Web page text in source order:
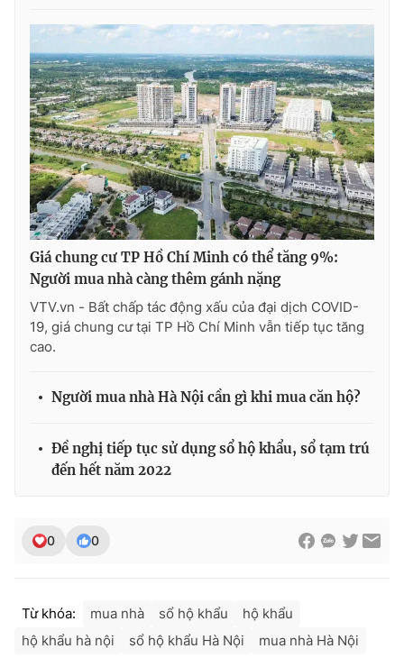
Email:
toasoan@vtv.vn
Liên hệ quảng cáo:024-7300.7108
® Cấm sao chép dưới mọi hình thức nếu không có sự chấp
thuận bằng văn bản. Ghi rõ nguồn VTV.vn khi phát hành lại
thông tin từ website này.
Giá chung cư TP Hồ Chí Minh có thể tăng 9%:
Người mua nhà càng thêm gánh nặng
VTV.vn - Bất chấp tác động xấu của đại dịch COVID-
19, giá chung cư tại TP Hồ Chí Minh vẫn tiếp tục tăng
cao.
Người mua nhà Hà Nội cần gì khi mua căn hộ?
Đề nghị tiếp tục sử dụng sổ hộ khẩu, sổ tạm trú
đến hết năm 2022
0 0
Từ khóa: mua nhà sổ hộ khẩu
hộ khẩu
hộ khẩu hà nội
sổ hộ khẩu Hà Nội mua nhà Hà Nội